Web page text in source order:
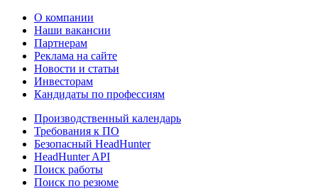
О компании
Наши вакансии
Партнерам
Реклама на сайте
Новости и статьи
Инвесторам
Кандидаты по профессиям
Производственный календарь
Требования к ПО
Безопасный HeadHunter
HeadHunter API
Поиск работы
Поиск по резюме